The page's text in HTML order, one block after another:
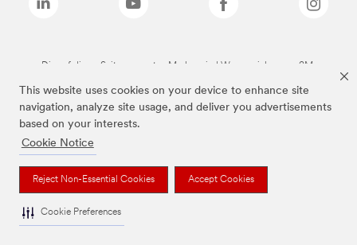
This website uses cookies on your device to enhance site
navigation, analyze site usage, and deliver you advertisements
based on your interests.
Cookie Notice
Reject Non-Essential Cookies Accept Cookies
Cookie Preferences
Die auf dieser Seite genannten Marken sind Warenzeichen von 3M.